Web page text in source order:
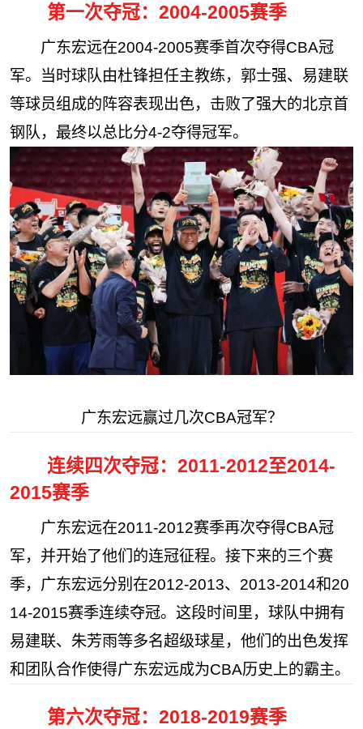
第一次夺冠：2004-2005赛季
广东宏远在2004-2005赛季首次夺得CBA冠
军。当时球队由杜锋担任主教练，郭士强、易建联
等球员组成的阵容表现出色，击败了强大的北京首
钢队，最终以总比分4-2夺得冠军。
广东宏远赢过几次CBA冠军？
连续四次夺冠：2011-2012至2014-
2015赛季
广东宏远在2011-2012赛季再次夺得CBA冠
军，并开始了他们的连冠征程。接下来的三个赛
季，广东宏远分别在2012-2013、2013-2014和20
14-2015赛季连续夺冠。这段时间里，球队中拥有
易建联、朱芳雨等多名超级球星，他们的出色发挥
和团队合作使得广东宏远成为CBA历史上的霸主。
第六次夺冠：2018-2019赛季